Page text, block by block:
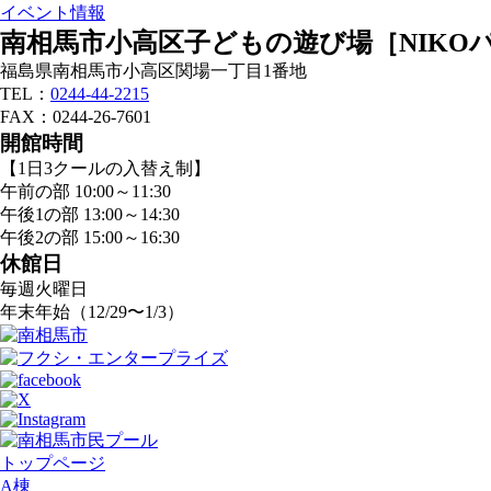
イベント情報
南相馬市小高区子どもの遊び場［NIKO
福島県南相馬市小高区関場一丁目1番地
TEL： 0244-44-2215
FAX：0244-26-7601
開館時間
【1日3クールの入替え制】
午前の部 10:00～11:30
午後1の部 13:00～14:30
午後2の部 15:00～16:30
休館日
毎週火曜日
年末年始（12/29〜1/3）
トップページ
A棟